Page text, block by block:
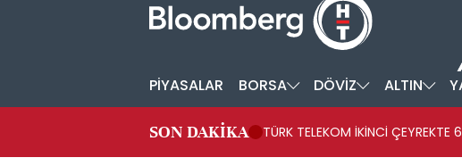
PİYASALAR BORSA DÖVİZ ALTIN
SON DAKİKA TÜRK TELEKOM İKİNCİ ÇEYREKTE